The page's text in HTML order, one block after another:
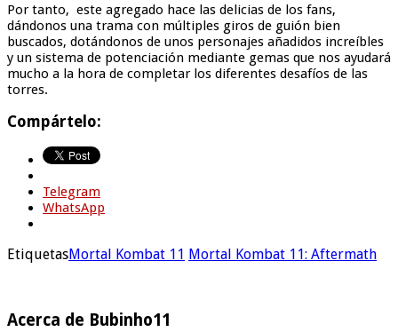
Por tanto, este agregado hace las delicias de los fans,
dándonos una trama con múltiples giros de guión bien
buscados, dotándonos de unos personajes añadidos increíbles
y un sistema de potenciación mediante gemas que nos ayudará
mucho a la hora de completar los diferentes desafíos de las
torres.
Compártelo:
Telegram
WhatsApp
EtiquetasMortal Kombat 11 Mortal Kombat 11: Aftermath
Acerca de Bubinho11